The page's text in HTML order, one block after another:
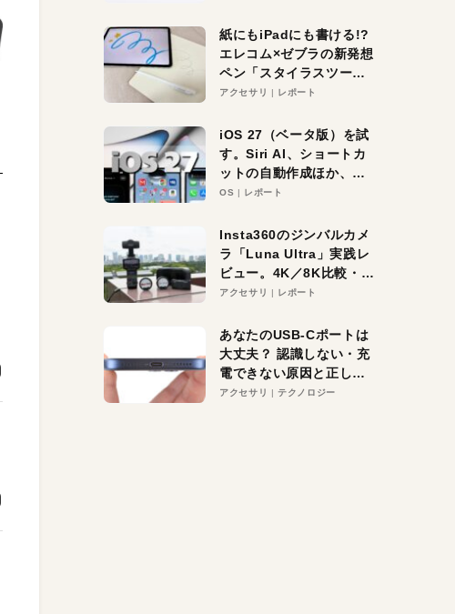
紙にもiPadにも書ける!?
エレコム×ゼブラの新発想
ペン「スタイラスツーウ
ェイ」レビュー。持ち替
アクセサリ レポート
iOS 27（ベータ版）を試
す。Siri AI、ショートカ
ットの自動作成ほか、期
待大の便利機能5選。
る未来はすぐそこ！
OS レポート
Insta360のジンバルカメ
ラ「Luna Ultra」実践レ
ビュー。4K／8K比較・ズ
ーム・夜間撮影をチェッ
アクセサリ レポート
あなたのUSB-Cポートは
大丈夫？ 認識しない・充
電できない原因と正しい
対策
アクセサリ テクノロジー